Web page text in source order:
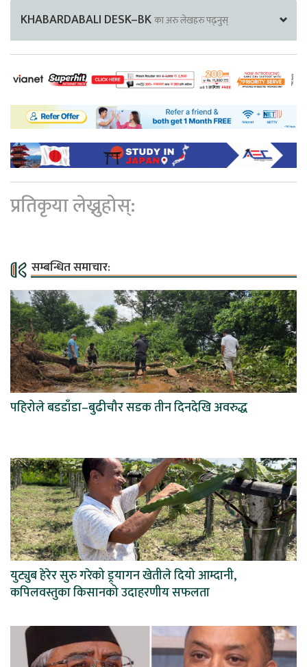
KHABARDABALI DESK–BKका अरु लेखहरु पढ्नुस्
प्रतिकृया लेख्नुहोस्:
सम्बन्धित समाचार:
पहिरोले बडडाँडा–बुढीचौर सडक तीन दिनदेखि अवरुद्ध
युट्युब हेरेर सुरु गरेको ड्र्यागन खेतीले दियो आम्दानी,
कपिलवस्तुका किसानको उदाहरणीय सफलता